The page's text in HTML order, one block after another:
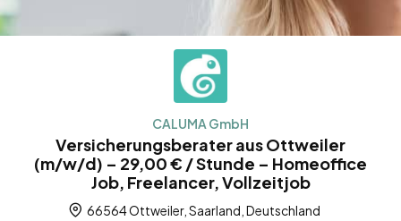
CALUMA GmbH
Versicherungsberater aus Ottweiler
(m/w/d) – 29,00 € / Stunde – Homeoffice
Job, Freelancer, Vollzeitjob
66564 Ottweiler, Saarland, Deutschland